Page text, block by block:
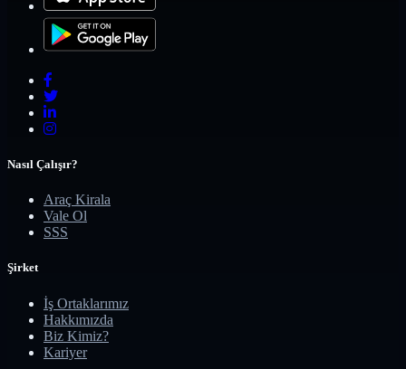
Nasıl Çalışır?
Araç Kirala
Vale Ol
SSS
Şirket
İş Ortaklarımız
Hakkımızda
Biz Kimiz?
Kariyer